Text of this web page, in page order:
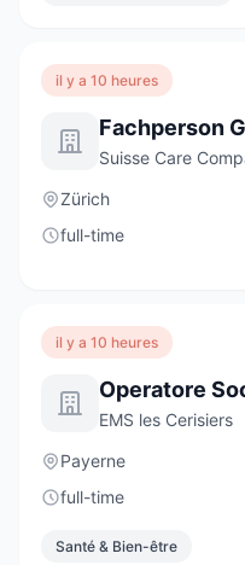
il y a 10 heures
Suisse Care
Zürich
full-time
il y a 10 heures
Operatore
EMS les Cerisiers
Payerne
full-time
Santé & Bien-être